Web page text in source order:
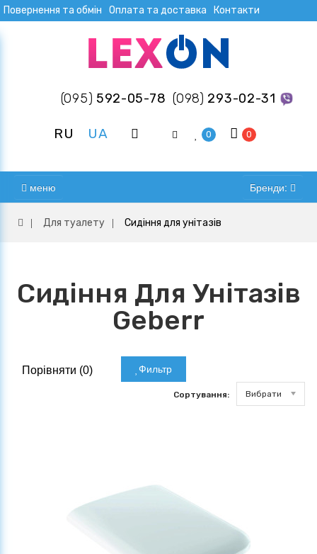
Повернення та обмін Оплата та доставка Контакти
(095) 592-05-78 (098) 293-02-31
RU UA 0 0
меню Бренди:
Для туалету Сидіння для унітазів
Сидіння Для Унітазів
Geberr
Порівняти (0) Фильтр
Сортування: Вибрати